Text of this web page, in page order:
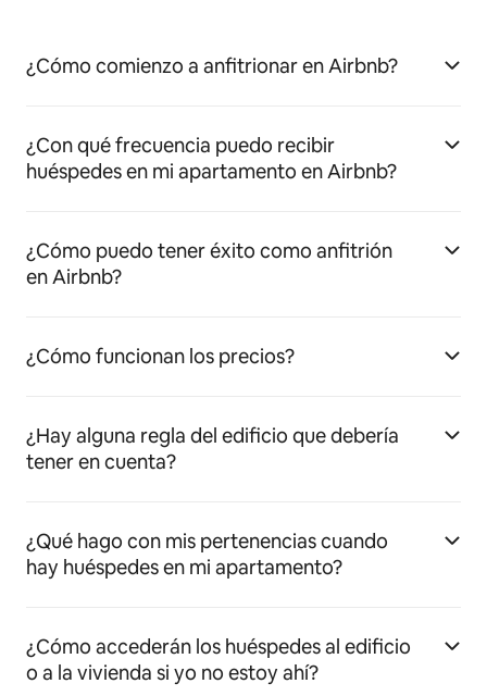
¿Cómo comienzo a anfitrionar en Airbnb?
¿Con qué frecuencia puedo recibir
huéspedes en mi apartamento en Airbnb?
¿Cómo puedo tener éxito como anfitrión
en Airbnb?
¿Cómo funcionan los precios?
¿Hay alguna regla del edificio que debería
tener en cuenta?
¿Qué hago con mis pertenencias cuando
hay huéspedes en mi apartamento?
¿Cómo accederán los huéspedes al edificio
o a la vivienda si yo no estoy ahí?